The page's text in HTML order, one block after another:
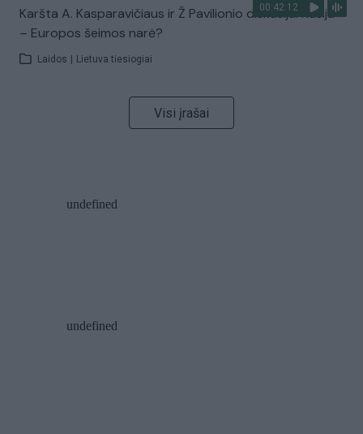
00:42:12
Karšta A. Kasparavičiaus ir Ž Pavilionio diskusija: Rusija
– Europos šeimos narė?
Laidos Lietuva tiesiogiai
Visi įrašai